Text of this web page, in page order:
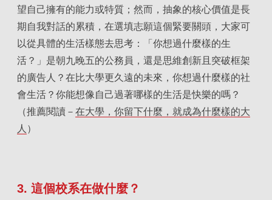
望自己擁有的能力或特質；然而，抽象的核心價值是長
期自我對話的累積，在選填志願這個緊要關頭，大家可
以從具體的生活樣態去思考：「你想過什麼樣的生
活？」是朝九晚五的公務員，還是思維創新且突破框架
的廣告人？在比大學更久遠的未來，你想過什麼樣的社
會生活？你能想像自己過著哪樣的生活是快樂的嗎？
（推薦閱讀－ 在大學，你留下什麼，就成為什麼樣的大
人 ）
3. 這個校系在做什麼？